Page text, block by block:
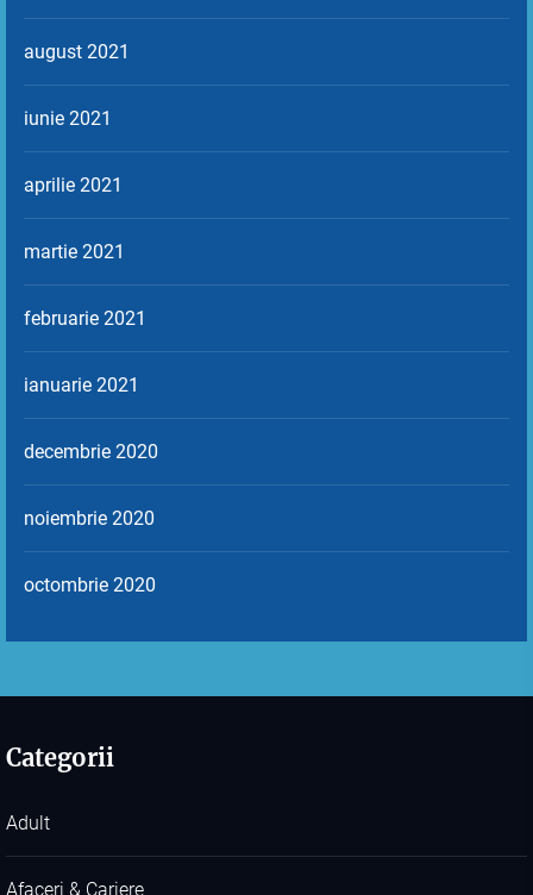
august 2021
iunie 2021
aprilie 2021
martie 2021
februarie 2021
ianuarie 2021
decembrie 2020
noiembrie 2020
octombrie 2020
Categorii
Adult
Afaceri & Cariere